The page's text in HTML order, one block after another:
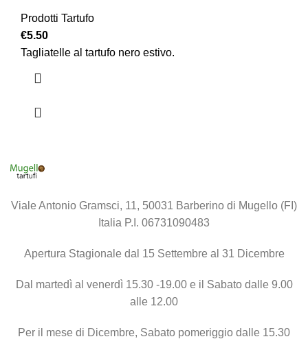
Prodotti Tartufo
€5.50
Tagliatelle al tartufo nero estivo.
Viale Antonio Gramsci, 11, 50031 Barberino di Mugello (FI)
Italia P.I. 06731090483
Apertura Stagionale dal 15 Settembre al 31 Dicembre
Dal martedì al venerdì 15.30 -19.00 e il Sabato dalle 9.00
alle 12.00
Per il mese di Dicembre, Sabato pomeriggio dalle 15.30